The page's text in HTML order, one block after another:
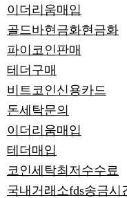
이더리움매입
골드바현금화현금화
파이코인판매
테더구매
비트코인신용카드
돈세탁문의
이더리움매입
테더매입
코인세탁최저수수료
국내거래소fds송금시